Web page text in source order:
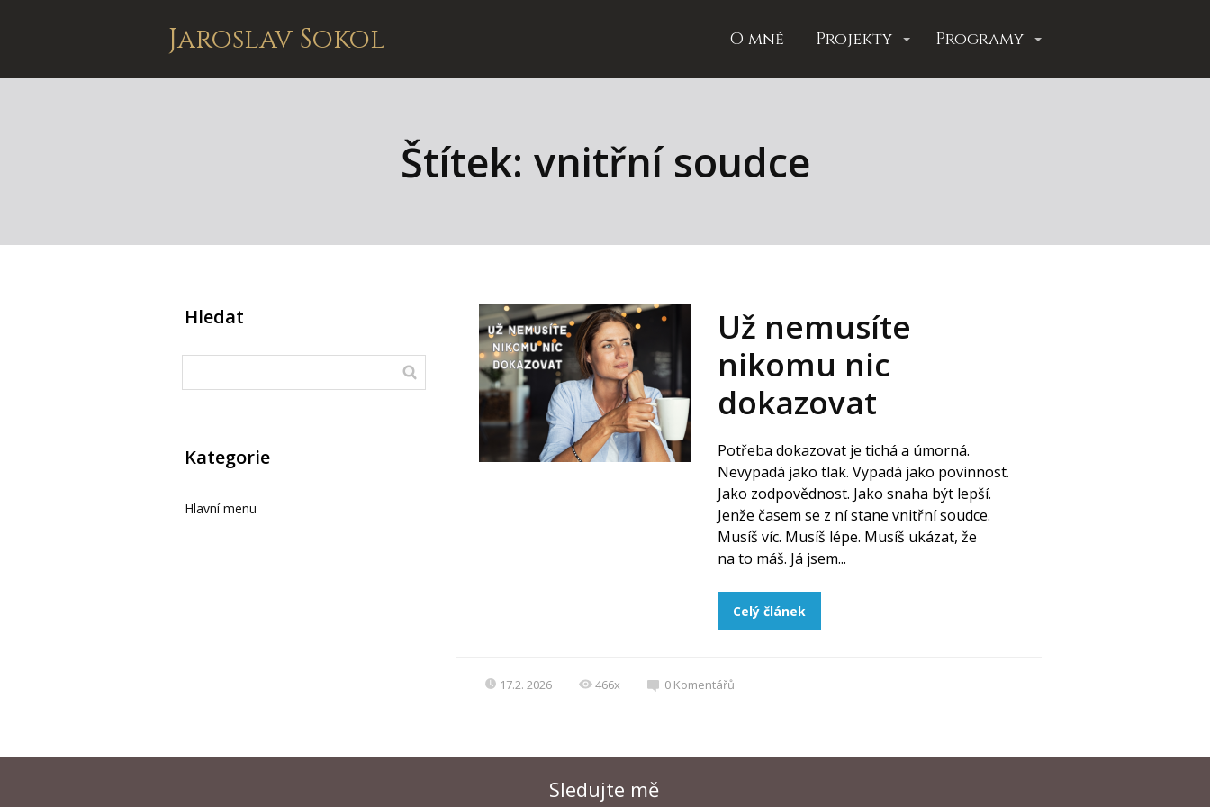
Jaroslav Sokol O mně Projekty Programy
Štítek: vnitřní soudce
Už nemusíte
nikomu nic
dokazovat
Potřeba dokazovat je tichá a úmorná.
Nevypadá jako tlak. Vypadá jako povinnost.
Jako zodpovědnost. Jako snaha být lepší.
Jenže časem se z ní stane vnitřní soudce.
Musíš víc. Musíš lépe. Musíš ukázat, že
na to máš. Já jsem...
Celý článek
17.2. 2026 466x 0 Komentářů
Hledat
Kategorie
Hlavní menu
Sledujte mě